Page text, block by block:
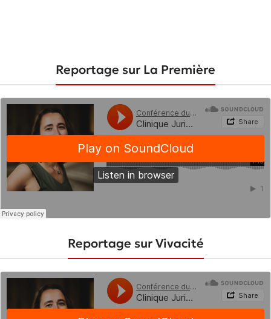
Reportage sur La Première
Reportage sur Vivacité